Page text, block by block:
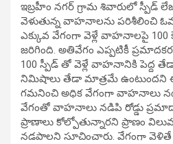
ఇబ్రహీం నగర్ గ్రామ శివారులో స్పీడ్
వెళుతున్న వాహనాలను పరిశీలించి
ఎక్కువ వేగంగా వెళ్లే వాహనాలపై
జరిగింది. అతివేగం ఎప్పటికీ
100 స్పీడ్ తో వెళ్లే వాహనానికి పెద్ద
నిమిషాలు తేడా మాత్రమే
గమనించి అధిక వేగంగా వాహనాలు
వేగంతో వాహనాలు నడిపి రోడ్డు
ప్రాణాలు కోల్పోతున్నారని ప్రాణం
నడపాలని సూచించారు. వేగంగా